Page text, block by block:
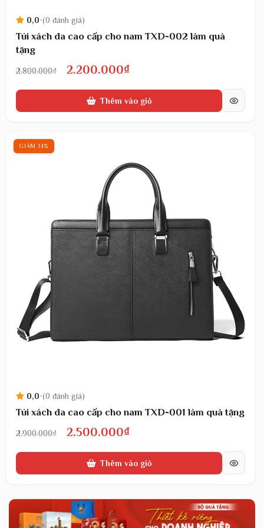
0,0•(0 đánh giá)
Túi xách da cao cấp cho nam TXD-002 làm quà
tặng
2.800.000₫
Giá
gốc
2.200.000₫Giá
hiện
tại
Thêm vào giỏ
GIẢM 14%
0,0•(0 đánh giá)
Túi xách da cao cấp cho nam TXD-001 làm quà tặng
2.900.000₫
Giá
gốc
2.500.000₫Giá
hiện
tại
2.500.000₫.
Thêm vào giỏ